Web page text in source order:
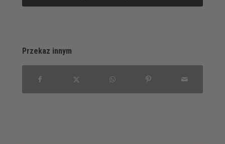
Przekaz innym